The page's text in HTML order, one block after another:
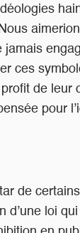
jamais
ces
de leur
pour
de
d’une loi